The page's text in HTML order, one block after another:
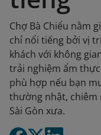
Chợ Bà Chiểu nằm
chỉ nổi tiếng bởi vị
khách với không
trải nghiệm ẩm
phù hợp nếu bạn
thường nhật, chiêm
Sài Gòn xưa.